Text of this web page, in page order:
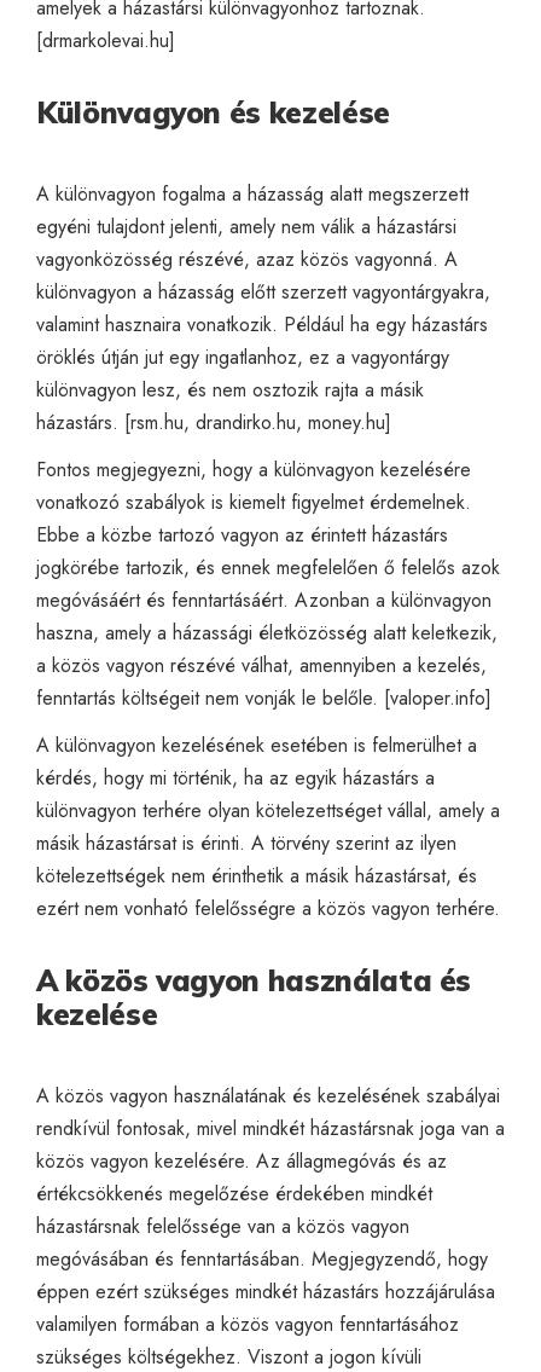
amelyek a házastársi különvagyonhoz tartoznak.
[drmarkolevai.hu]
Különvagyon és kezelése
A különvagyon fogalma a házasság alatt megszerzett
egyéni tulajdont jelenti, amely nem válik a házastársi
vagyonközösség részévé, azaz közös vagyonná. A
különvagyon a házasság előtt szerzett vagyontárgyakra,
valamint hasznaira vonatkozik. Például ha egy házastárs
öröklés útján jut egy ingatlanhoz, ez a vagyontárgy
különvagyon lesz, és nem osztozik rajta a másik
házastárs. [rsm.hu, drandirko.hu, money.hu]
Fontos megjegyezni, hogy a különvagyon kezelésére
vonatkozó szabályok is kiemelt figyelmet érdemelnek.
Ebbe a közbe tartozó vagyon az érintett házastárs
jogkörébe tartozik, és ennek megfelelően ő felelős azok
megóvásáért és fenntartásáért. Azonban a különvagyon
haszna, amely a házassági életközösség alatt keletkezik,
a közös vagyon részévé válhat, amennyiben a kezelés,
fenntartás költségeit nem vonják le belőle. [valoper.info]
A különvagyon kezelésének esetében is felmerülhet a
kérdés, hogy mi történik, ha az egyik házastárs a
különvagyon terhére olyan kötelezettséget vállal, amely a
másik házastársat is érinti. A törvény szerint az ilyen
kötelezettségek nem érinthetik a másik házastársat, és
ezért nem vonható felelősségre a közös vagyon terhére.
A közös vagyon használata és
kezelése
A közös vagyon használatának és kezelésének szabályai
rendkívül fontosak, mivel mindkét házastársnak joga van a
közös vagyon kezelésére. Az állagmegóvás és az
értékcsökkenés megelőzése érdekében mindkét
házastársnak felelőssége van a közös vagyon
megóvásában és fenntartásában. Megjegyzendő, hogy
éppen ezért szükséges mindkét házastárs hozzájárulása
valamilyen formában a közös vagyon fenntartásához
szükséges költségekhez. Viszont a jogon kívüli